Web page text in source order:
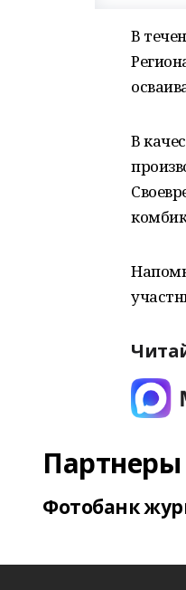
В
В
Партнеры
Фотобанк